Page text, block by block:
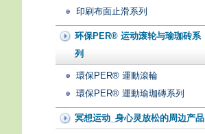
印刷布面止滑系列
环保PER® 运动滚轮与瑜珈砖系
列
環保PER® 運動滾輪
環保PER® 運動瑜珈磚系列
冥想运动_身心灵放松的周边产品